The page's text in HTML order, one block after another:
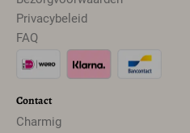
Privacybeleid
FAQ
Contact
Charmig